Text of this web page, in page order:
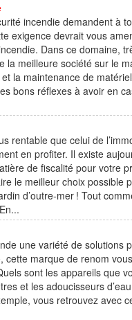
incendie demandent à
exigence devrait vous
Dans ce domaine,
la meilleure société sur le
la maintenance de
bons réflexes à avoir en
rentable que celui de
en profiter. Il existe
de fiscalité pour votre
le meilleur choix possible
d’outre-mer ! Tout
une variété de solutions
marque de renom
sont les appareils que
et les adoucisseurs
vous retrouvez avec